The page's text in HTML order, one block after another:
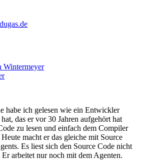
habe ich gelesen wie ein Entwickler
das er vor 30 Jahren aufgehört hat
zu lesen und einfach dem Compiler
macht er das gleiche mit Source
Es liest sich den Source Code nicht
arbeitet nur noch mit dem Agenten.